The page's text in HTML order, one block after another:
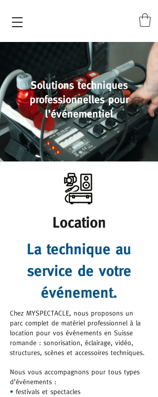
Solutions techniques
professionnelles pour
l’événementiel
Location
La technique au
service de votre
événement.
Chez MYSPECTACLE, nous proposons un
parc complet de matériel professionnel à la
location pour vos événements en Suisse
romande : sonorisation, éclairage, vidéo,
structures, scènes et accessoires techniques.
Nous vous accompagnons pour tous types
d’événements :
• festivals et spectacles